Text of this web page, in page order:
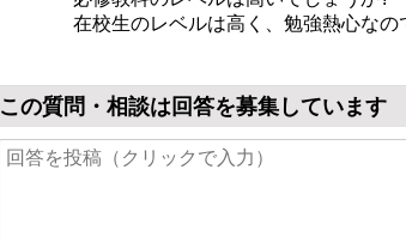
在校生のレベルは高く、勉強熱心な
この質問・相談は回答を募集しています